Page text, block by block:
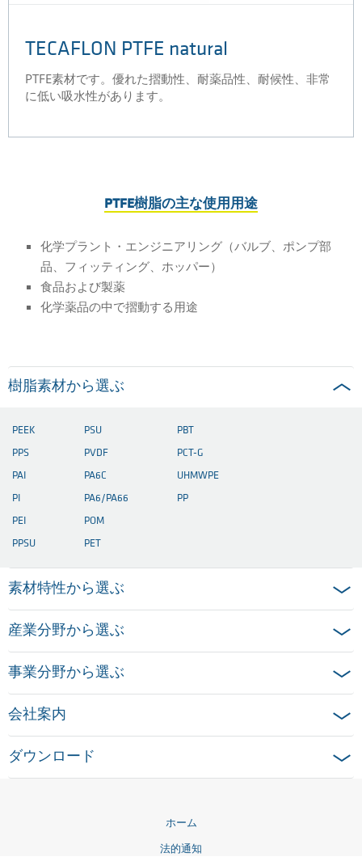
TECAFLON PTFE natural
PTFE素材です。優れた摺動性、耐薬品性、耐候性、非常
に低い吸水性があります。
PTFE樹脂の主な使用用途
化学プラント・エンジニアリング（バルブ、ポンプ部
品、フィッティング、ホッパー）
食品および製薬
化学薬品の中で摺動する用途
樹脂素材から選ぶ
PEEK
PPS
PAI
PI
PEI
PPSU
PSU
PVDF
PA6C
PA6/PA66
POM
PET
PBT
PCT-G
UHMWPE
PP
素材特性から選ぶ
産業分野から選ぶ
事業分野から選ぶ
会社案内
ダウンロード
ホーム
法的通知